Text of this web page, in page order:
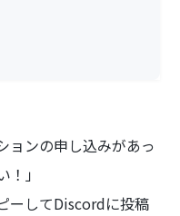
ョンの申し込みがあっ
」
ーしてDiscordに投稿